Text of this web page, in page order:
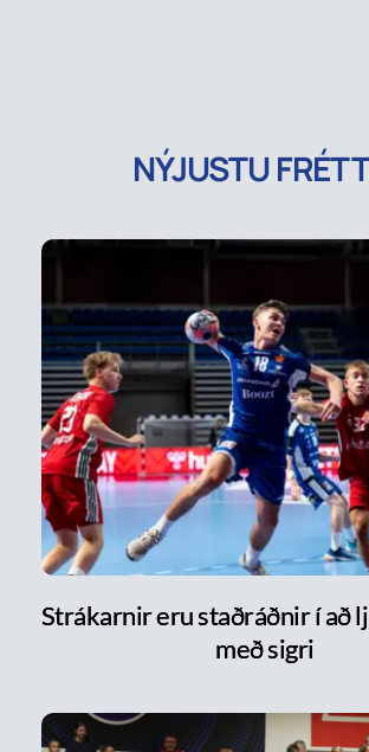
NÝJUSTU
Strákarnir eru staðráðnir í að
með sigri